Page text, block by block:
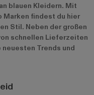
blauen Kleidern. Mit
Marken findest du hier
Stil. Neben der großen
schnellen Lieferzeiten
Trends und